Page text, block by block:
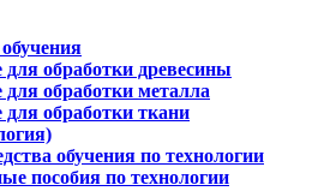
для обработки древесины
для обработки металла
для обработки ткани
обучения по технологии
пособия по технологии